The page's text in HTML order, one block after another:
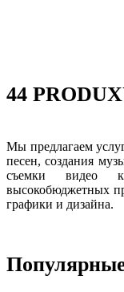
44
Мы предлагаем
песен, создания
съемки видео
высокобюджетных
графики и дизайна.